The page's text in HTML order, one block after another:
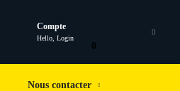
Compte
Hello, Login
0
0
Nous contacter